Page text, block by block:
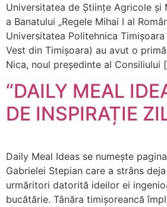
Universitatea de Științe Agricole și
a Banatului „Regele Mihai I al
Universitatea Politehnica
Vest din Timișoara) au avut o
Nica, noul președinte al Consiliului
“DAILY MEAL
DE INSPIRAȚIE
Daily Meal Ideas se numește
Gabrielei Stepian care a strâns
urmăritori datorită ideilor ei
bucătărie. Tânăra timișoreancă